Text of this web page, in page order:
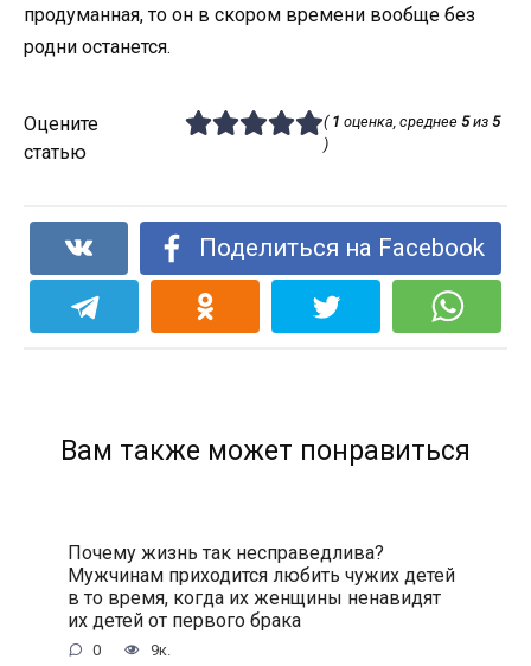
продуманная, то он в скором времени вообще без
родни останется.
Оцените
статью
( 1 оценка, среднее 5из 5
)
Поделиться на Facebook
Вам также может понравиться
Почему жизнь так несправедлива?
Мужчинам приходится любить чужих детей
в то время, когда их женщины ненавидят
их детей от первого брака
0 9к.